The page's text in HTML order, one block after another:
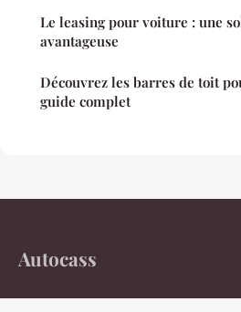
Le leasing pour voiture : une
avantageuse
Découvrez les barres de toit
guide complet
Autocass